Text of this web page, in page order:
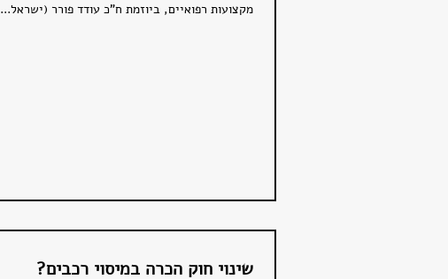
מקצועות רפואיים, ביוזמת ח"כ עודד פורר (ישראל...
שינוי חוק הכרה במיסוי רכבים?